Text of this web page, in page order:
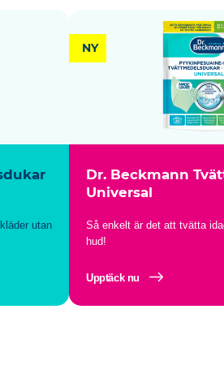
utan
NY
Dr. Beckmann
Universal
Så enkelt är det att tvätta
hud!
Upptäck nu